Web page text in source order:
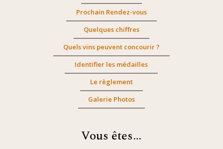
Prochain Rendez-vous
Quelques chiffres
Quels vins peuvent concourir ?
Identifier les médailles
Le règlement
Galerie Photos
Vous êtes…